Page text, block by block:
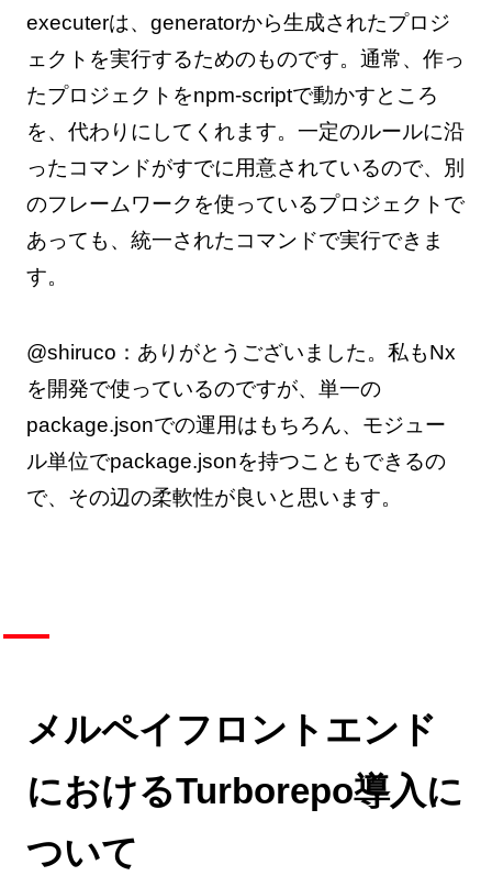
executerは、generatorから生成されたプロジ
ェクトを実行するためのものです。通常、作っ
たプロジェクトをnpm-scriptで動かすところ
を、代わりにしてくれます。一定のルールに沿
ったコマンドがすでに用意されているので、別
のフレームワークを使っているプロジェクトで
あっても、統一されたコマンドで実行できま
す。
@shiruco：ありがとうございました。私もNx
を開発で使っているのですが、単一の
package.jsonでの運用はもちろん、モジュー
ル単位でpackage.jsonを持つこともできるの
で、その辺の柔軟性が良いと思います。
メルペイフロントエンド
におけるTurborepo導入に
ついて